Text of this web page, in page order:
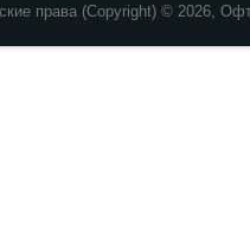
права (Copyright) © 2026,